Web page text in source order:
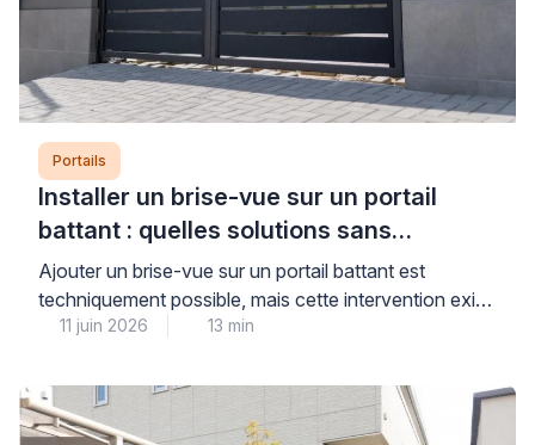
Portails
Installer un brise-vue sur un portail
battant : quelles solutions sans
aggraver l’affaissement ?
Ajouter un brise-vue sur un portail battant est
techniquement possible, mais cette intervention exige
un diagnostic préalable rigoureux pour ne pas
structure déjà sollicitée. La prise au vent et le poids
supplémentaire constituent les deux facteurs
11 juin 2026 13 min